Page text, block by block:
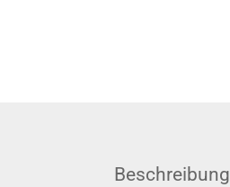
Beschreibung